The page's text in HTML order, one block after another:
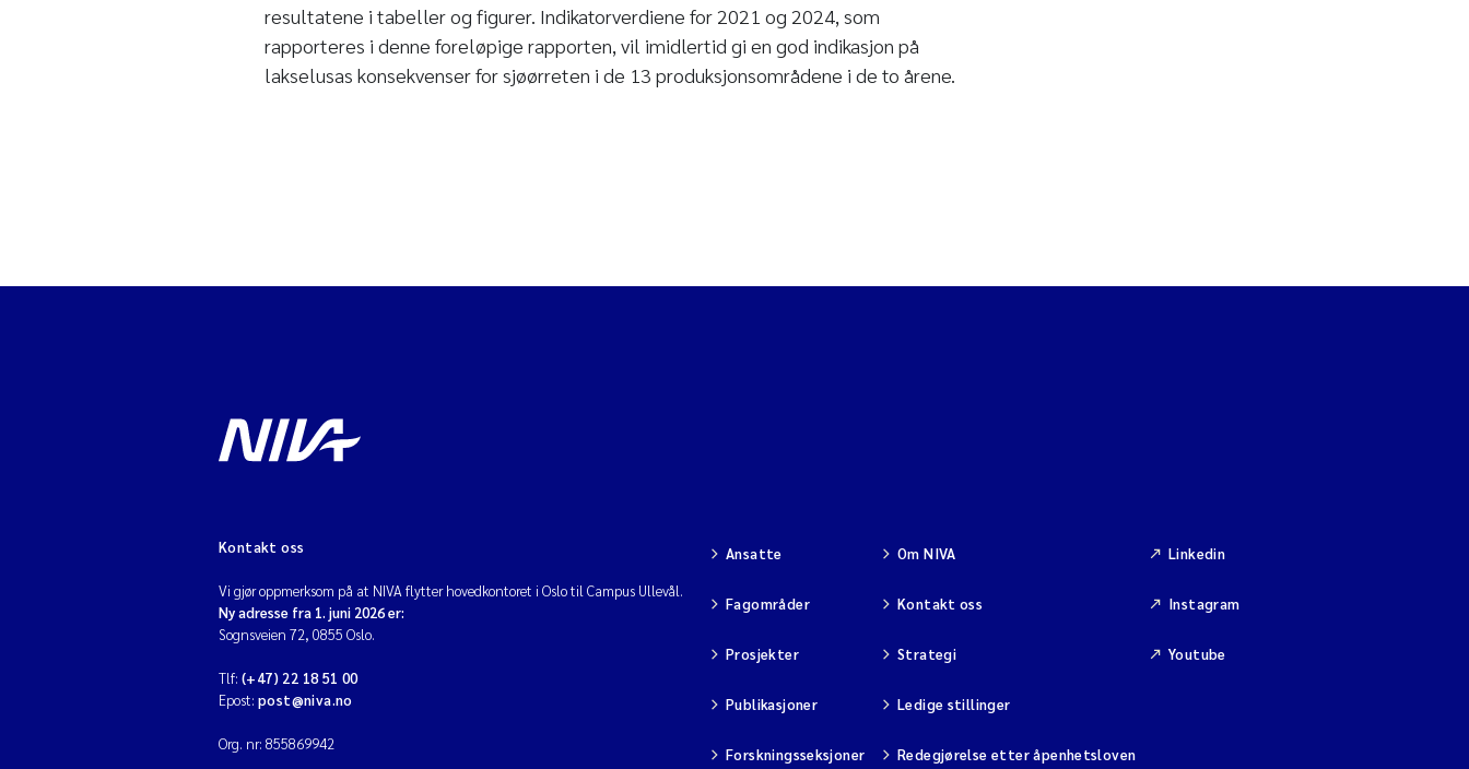
resultatene i tabeller og figurer. Indikatorverdiene for 2021 og 2024, som
rapporteres i denne foreløpige rapporten, vil imidlertid gi en god indikasjon på
lakselusas konsekvenser for sjøørreten i de 13 produksjonsområdene i de to årene.
Kontakt oss
Vi gjør oppmerksom på at NIVA flytter hovedkontoret i Oslo til Campus Ullevål.
Ny adresse fra 1. juni 2026 er:
Sognsveien 72, 0855 Oslo.
Tlf: (+47) 22 18 51 00
Epost: post@niva.no
Org. nr: 855869942
Ansatte
Fagområder
Prosjekter
Publikasjoner
Forskningsseksjoner
Om NIVA
Kontakt oss
Strategi
Ledige stillinger
Redegjørelse etter åpenhetsloven
Linkedin
Instagram
Youtube